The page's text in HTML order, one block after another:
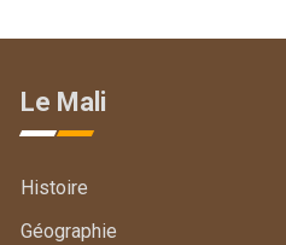
Le Mali
Histoire
Géographie